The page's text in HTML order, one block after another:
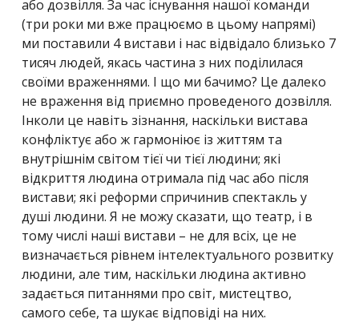
або дозвілля. За час існування нашої команди
(три роки ми вже працюємо в цьому напрямі)
ми поставили 4 вистави і нас відвідало близько 7
тисяч людей, якась частина з них поділилася
своїми враженнями. І що ми бачимо? Це далеко
не враження від приємно проведеного дозвілля.
Інколи це навіть зізнання, наскільки вистава
конфліктує або ж гармоніює із життям та
внутрішнім світом тієї чи тієї людини; які
відкриття людина отримала під час або після
вистави; які реформи спричинив спектакль у
душі людини. Я не можу сказати, що театр, і в
тому числі наші вистави – не для всіх, це не
визначається рівнем інтелектуального розвитку
людини, але тим, наскільки людина активно
задається питаннями про світ, мистецтво,
самого себе, та шукає відповіді на них.